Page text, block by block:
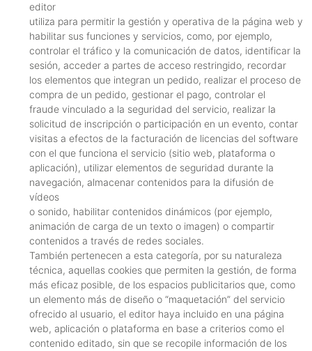
editor
utiliza para permitir la gestión y operativa de la página web y
habilitar sus funciones y servicios, como, por ejemplo,
controlar el tráfico y la comunicación de datos, identificar la
sesión, acceder a partes de acceso restringido, recordar
los elementos que integran un pedido, realizar el proceso de
compra de un pedido, gestionar el pago, controlar el
fraude vinculado a la seguridad del servicio, realizar la
solicitud de inscripción o participación en un evento, contar
visitas a efectos de la facturación de licencias del software
con el que funciona el servicio (sitio web, plataforma o
aplicación), utilizar elementos de seguridad durante la
navegación, almacenar contenidos para la difusión de
vídeos
o sonido, habilitar contenidos dinámicos (por ejemplo,
animación de carga de un texto o imagen) o compartir
contenidos a través de redes sociales.
También pertenecen a esta categoría, por su naturaleza
técnica, aquellas cookies que permiten la gestión, de forma
más eficaz posible, de los espacios publicitarios que, como
un elemento más de diseño o “maquetación” del servicio
ofrecido al usuario, el editor haya incluido en una página
web, aplicación o plataforma en base a criterios como el
contenido editado, sin que se recopile información de los